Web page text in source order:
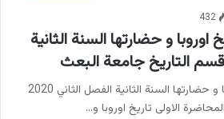
432
اوروبا و حضارتها السنة الثانية
المحاضرة الاولى تاريخ اوروبا و حضارتها السنة الثانية الفصل الثاني 2020
الاولى تاريخ اوروبا و…